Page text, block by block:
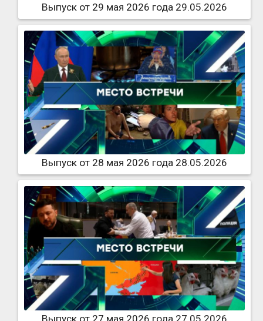
Выпуск от 29 мая 2026 года 29.05.2026
Выпуск от 28 мая 2026 года 28.05.2026
Выпуск от 27 мая 2026 года 27.05.2026